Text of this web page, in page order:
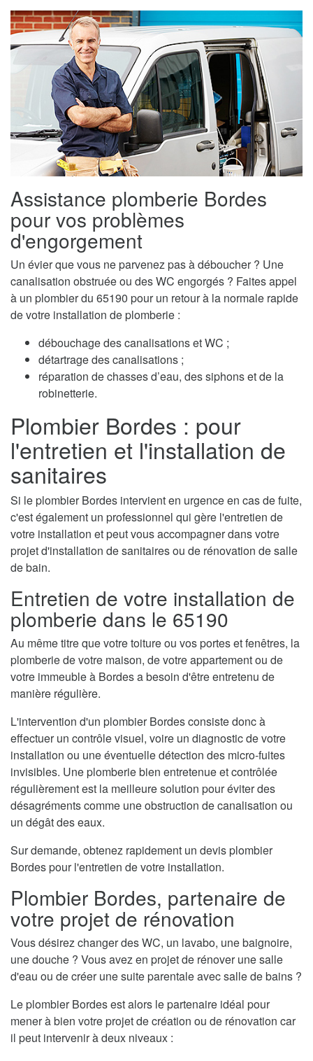
Assistance plomberie Bordes
pour vos problèmes
d'engorgement
Un évier que vous ne parvenez pas à déboucher ? Une
canalisation obstruée ou des WC engorgés ? Faites appel
à un plombier du 65190 pour un retour à la normale rapide
de votre installation de plomberie :
débouchage des canalisations et WC ;
détartrage des canalisations ;
réparation de chasses d’eau, des siphons et de la
robinetterie.
Plombier Bordes : pour
l'entretien et l'installation de
sanitaires
Si le plombier Bordes intervient en urgence en cas de fuite,
c'est également un professionnel qui gère l'entretien de
votre installation et peut vous accompagner dans votre
projet d'installation de sanitaires ou de rénovation de salle
de bain.
Entretien de votre installation de
plomberie dans le 65190
Au même titre que votre toiture ou vos portes et fenêtres, la
plomberie de votre maison, de votre appartement ou de
votre immeuble à Bordes a besoin d'être entretenu de
manière régulière.
L'intervention d'un plombier Bordes consiste donc à
effectuer un contrôle visuel, voire un diagnostic de votre
installation ou une éventuelle détection des micro-fuites
invisibles. Une plomberie bien entretenue et contrôlée
régulièrement est la meilleure solution pour éviter des
désagréments comme une obstruction de canalisation ou
un dégât des eaux.
Sur demande, obtenez rapidement un devis plombier
Bordes pour l'entretien de votre installation.
Plombier Bordes, partenaire de
votre projet de rénovation
Vous désirez changer des WC, un lavabo, une baignoire,
une douche ? Vous avez en projet de rénover une salle
d'eau ou de créer une suite parentale avec salle de bains ?
Le plombier Bordes est alors le partenaire idéal pour
mener à bien votre projet de création ou de rénovation car
il peut intervenir à deux niveaux :